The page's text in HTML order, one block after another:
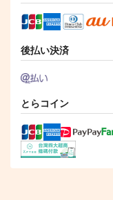
後払い決済
とらコイン